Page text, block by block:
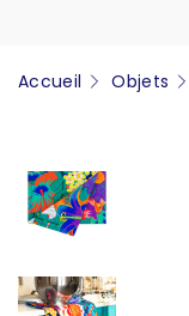
Accueil Objets